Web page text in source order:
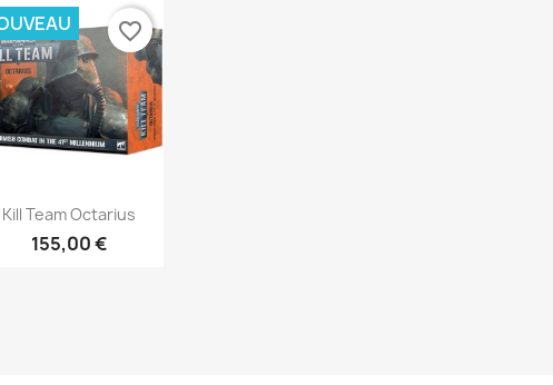
Aperçu rapide
Kill Team Octarius
155,00 €
favorite_border